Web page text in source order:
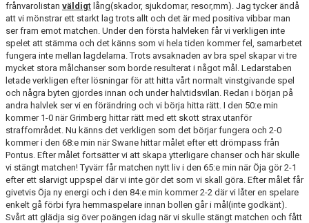
BILDGALLERI
KONTAKT
frånvarolistan väldigt lång(skador, sjukdomar, resor,mm). Jag tycker ändå
att vi mönstrar ett starkt lag trots allt och det är med positiva vibbar man
ser fram emot matchen. Under den första halvleken får vi verkligen inte
spelet att stämma och det känns som vi hela tiden kommer fel, samarbetet
fungera inte mellan lagdelarna. Trots avsaknaden av bra spel skapar vi tre
mycket stora målchanser som borde resulterat i något mål. Ledarstaben
letade verkligen efter lösningar för att hitta vårt normalt vinstgivande spel
och några byten gjordes innan och under halvtidsvilan. Redan i början på
andra halvlek ser vi en förändring och vi börja hitta rätt. I den 50:e min
kommer 1-0 när Grimberg hittar rätt med ett skott strax utanför
straffområdet. Nu känns det verkligen som det börjar fungera och 2-0
kommer i den 68:e min när Swane hittar målet efter ett drömpass från
Pontus. Efter målet fortsätter vi att skapa ytterligare chanser och här skulle
vi stängt matchen! Tyvärr får matchen nytt liv i den 65:e min när Öja gör 2-1
efter ett slarvigt uppspel där vi inte gör det som vi skall göra. Efter målet får
givetvis Öja ny energi och i den 84:e min kommer 2-2 där vi låter en spelare
enkelt gå förbi fyra hemmaspelare innan bollen går i mål(inte godkänt).
Svårt att glädja sig över poängen idag när vi skulle stängt matchen och fått